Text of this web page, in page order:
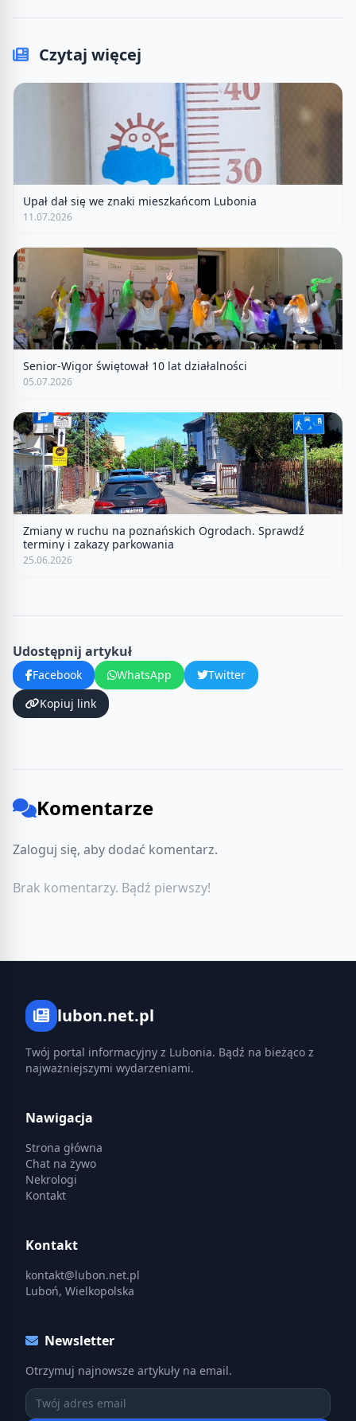
Czytaj więcej
Upał dał się we znaki mieszkańcom Lubonia
11.07.2026
Senior-Wigor świętował 10 lat działalności
05.07.2026
Zmiany w ruchu na poznańskich Ogrodach. Sprawdź
terminy i zakazy parkowania
25.06.2026
Udostępnij artykuł
Facebook WhatsApp
Twitter
Kopiuj link
Komentarze
Zaloguj się, aby dodać komentarz.
Brak komentarzy. Bądź pierwszy!
lubon.net.pl
Twój portal informacyjny z Lubonia. Bądź na bieżąco z
najważniejszymi wydarzeniami.
Nawigacja
Strona główna
Chat na żywo
Nekrologi
Kontakt
Kontakt
kontakt@lubon.net.pl
Luboń, Wielkopolska
Newsletter
Otrzymuj najnowsze artykuły na email.